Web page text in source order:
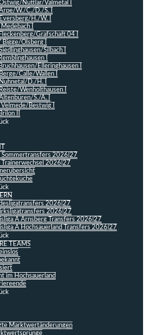
Nuttlar/Valmetal I
W./C./D./S. I
H./W. I
Medebach I
Grafschaft 04 I
Bigge/Olsberg I
Silbach I
I
Elleringhausen I
Calle/Wallen I
D./H. I
Wenholthausen I
S./A. I
Velmede/Bestwig I
II
Sommertransfers 2026|27
Trainerwechsel 2026|27
2026|27
2026|27
A Arnsberg Transfers 2026|27
A Hochsauerland Transfers 2026|27
TEAMS
im Hochsauerland
Marktwertänderungen